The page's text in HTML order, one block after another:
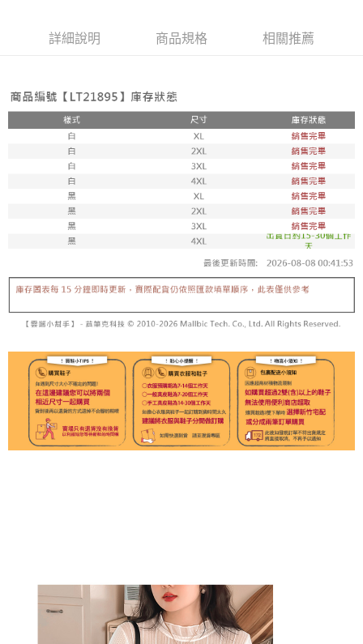
運送方式
付款後全家取貨
每筆NT$100，滿NT$1,800(含以上)免運費
7-11取貨付款
每筆NT$100，滿NT$1,800(含以上)免運費
付款後711取貨
每筆NT$100，滿NT$1,800(含以上)免運費
每筆NT$150，滿NT$1,800(含以上)免運費
詳細說明 商品規格 相關推薦